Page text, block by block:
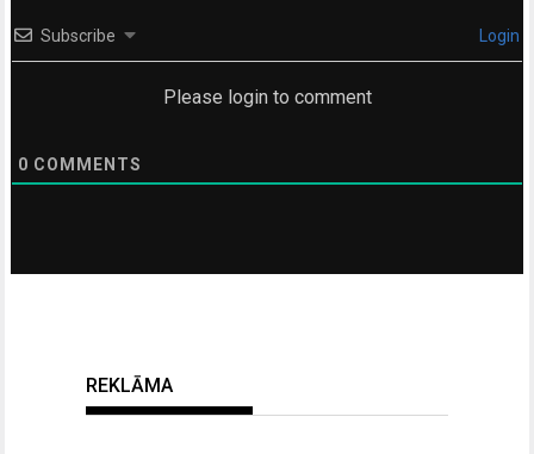
Subscribe Login
Please login to comment
0 COMMENTS
REKLĀMA